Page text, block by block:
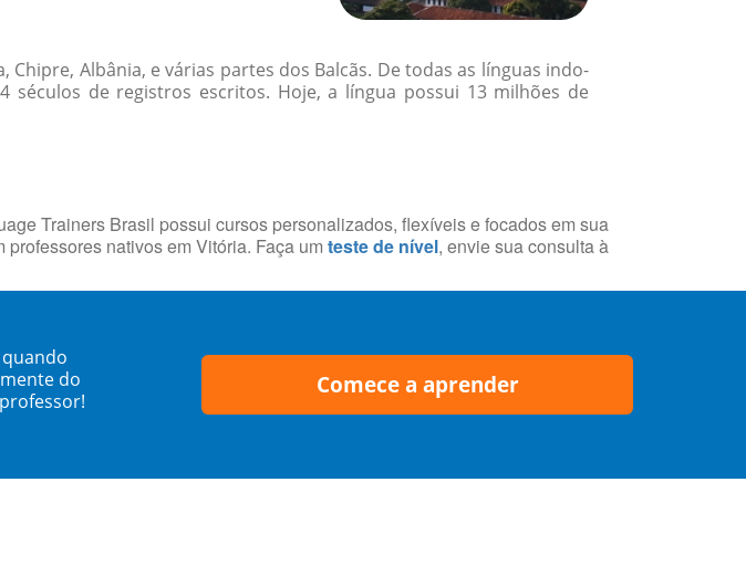
Albânia, e várias partes dos Balcãs. De todas as línguas indo-
de registros escritos. Hoje, a língua possui 13 milhões de
Trainers Brasil possui cursos personalizados, flexíveis e focados em sua
nativos em Vitória. Faça um teste de nível, envie sua consulta à
do
Comece a aprender